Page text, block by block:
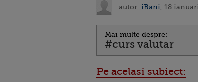
autor: iBani , 18
Mai multe despre:
#curs valutar
Pe acelasi subiect: